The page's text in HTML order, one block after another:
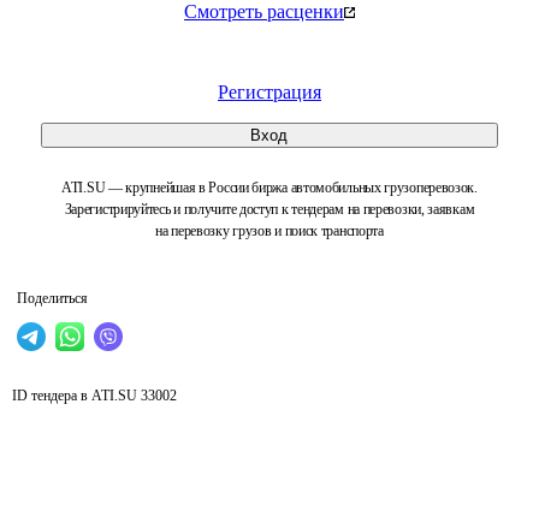
Смотреть расценки
Регистрация
Вход
ATI.SU — крупнейшая в России биржа автомобильных грузоперевозок.
Зарегистрируйтесь и получите доступ к тендерам на перевозки, заявкам
на перевозку грузов и поиск транспорта
Поделиться
ID тендера в ATI.SU 33002